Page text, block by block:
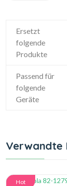
Ersetzt
folgende
Produkte
Passend für
folgende
Geräte
Verwandte
Hot